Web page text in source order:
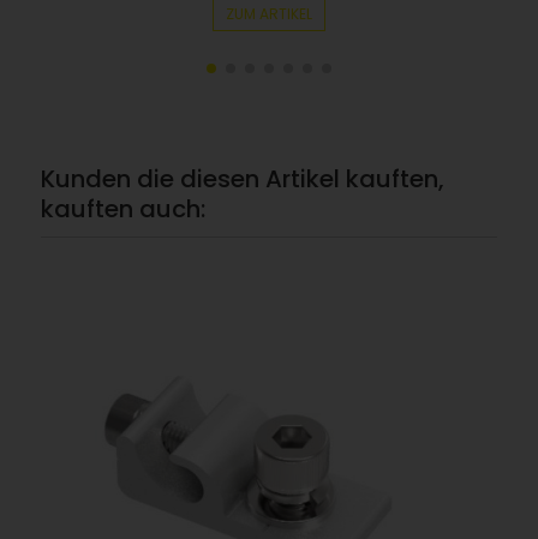
ZUM ARTIKEL
Kunden die diesen Artikel kauften,
kauften auch: